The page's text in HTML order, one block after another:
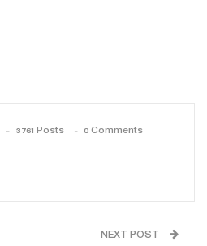
3761 Posts 0 Comments
NEXT POST